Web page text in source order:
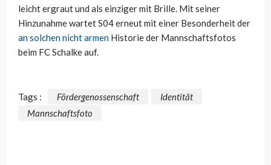
leicht ergraut und als einziger mit Brille. Mit seiner
Hinzunahme wartet S04 erneut mit einer Besonderheit der
an solchen nicht armen Historie der Mannschaftsfotos
beim FC Schalke auf.
Tags : Fördergenossenschaft
Identität
Mannschaftsfoto